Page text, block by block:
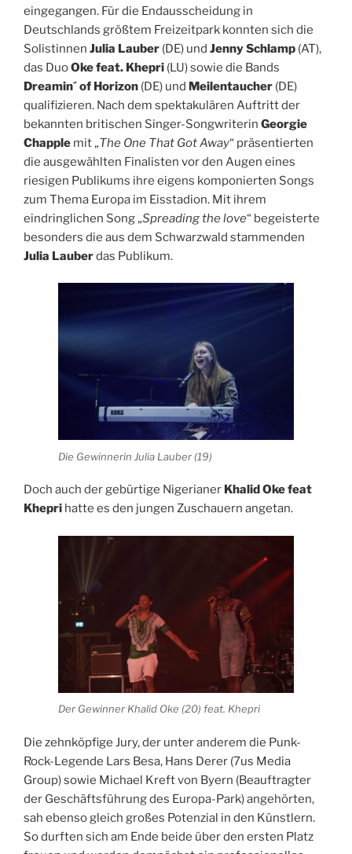
eingegangen. Für die Endausscheidung in
Deutschlands größtem Freizeitpark konnten sich die
Solistinnen Julia Lauber (DE) und Jenny Schlamp (AT),
das DuoOke feat. Khepri (LU) sowie die Bands
Dreamin´ of Horizon (DE) und Meilentaucher (DE)
qualifizieren. Nach dem spektakulären Auftritt der
bekannten britischen Singer-Songwriterin Georgie
Chapple mit „The One That Got Away“ präsentierten
die ausgewählten Finalisten vor den Augen eines
riesigen Publikums ihre eigens komponierten Songs
zum Thema Europa im Eisstadion. Mit ihrem
eindringlichen Song „Spreading the love“ begeisterte
besonders die aus dem Schwarzwald stammenden
Julia Lauberdas Publikum.
Die Gewinnerin Julia Lauber (19)
Doch auch der gebürtige Nigerianer Khalid Oke feat
Khepri hatte es den jungen Zuschauern angetan.
Der Gewinner Khalid Oke (20) feat. Khepri
Die zehnköpfige Jury, der unter anderem die Punk-
Rock-Legende Lars Besa, Hans Derer (7us Media
Group) sowie Michael Kreft von Byern (Beauftragter
der Geschäftsführung des Europa-Park) angehörten,
sah ebenso gleich großes Potenzial in den Künstlern.
So durften sich am Ende beide über den ersten Platz